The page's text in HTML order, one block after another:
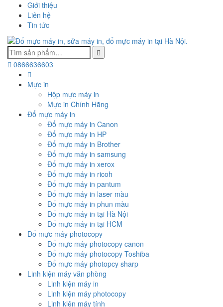
Giới thiệu
Liên hệ
Tin tức
Tìm
kiếm:
0866636603
Mực in
Hộp mực máy in
Mực in Chính Hãng
Đổ mực máy in
Đổ mực máy in Canon
Đổ mực máy in HP
Đổ mực máy in Brother
Đổ mực máy in samsung
Đổ mực máy in xerox
Đổ mực máy in ricoh
Đổ mực máy in pantum
Đổ mực máy in laser màu
Đổ mực máy in phun màu
Đổ mực máy in tại Hà Nội
Đổ mực máy in tại HCM
Đổ mực máy photocopy
Đổ mực máy photocopy canon
Đổ mực máy photocopy Toshiba
Đổ mực máy photopcy sharp
Linh kiện máy văn phòng
Linh kiện máy in
Linh kiện máy photocopy
Linh kiện máy tính